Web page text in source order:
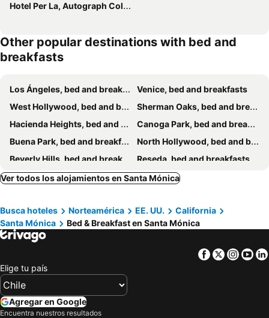
Hotel Per La, Autograph Collection
Other popular destinations with bed and
breakfasts
Los Ángeles, bed and breakfasts
Venice, bed and breakfasts
West Hollywood, bed and breakfasts
Sherman Oaks, bed and breakfasts
Hacienda Heights, bed and breakfasts
Canoga Park, bed and breakfasts
Buena Park, bed and breakfasts
North Hollywood, bed and breakfasts
Beverly Hills, bed and breakfasts
Reseda, bed and breakfasts
Norwalk, bed and breakfasts
La Cañada Flintridge, bed and breakfasts
Rancho Palos Verdes, bed and breakfasts
Tarzana, bed and breakfasts
Inglewood, bed and breakfasts
Ver todos los alojamientos en Santa Mónica
Busca hoteles Norteamérica EE. UU.
California
Santa Mónica
Bed & Breakfast en Santa Mónica
Facebook
Twitter
Elige tu país
Agregar en Google
Encuentra nuestros resultados